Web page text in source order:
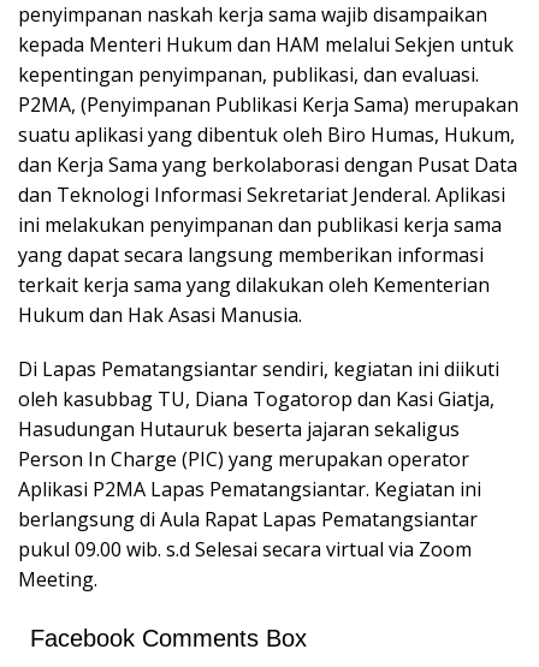
penyimpanan naskah kerja sama wajib disampaikan
kepada Menteri Hukum dan HAM melalui Sekjen untuk
kepentingan penyimpanan, publikasi, dan evaluasi.
P2MA, (Penyimpanan Publikasi Kerja Sama) merupakan
suatu aplikasi yang dibentuk oleh Biro Humas, Hukum,
dan Kerja Sama yang berkolaborasi dengan Pusat Data
dan Teknologi Informasi Sekretariat Jenderal. Aplikasi
ini melakukan penyimpanan dan publikasi kerja sama
yang dapat secara langsung memberikan informasi
terkait kerja sama yang dilakukan oleh Kementerian
Hukum dan Hak Asasi Manusia.
Di Lapas Pematangsiantar sendiri, kegiatan ini diikuti
oleh kasubbag TU, Diana Togatorop dan Kasi Giatja,
Hasudungan Hutauruk beserta jajaran sekaligus
Person In Charge (PIC) yang merupakan operator
Aplikasi P2MA Lapas Pematangsiantar. Kegiatan ini
berlangsung di Aula Rapat Lapas Pematangsiantar
pukul 09.00 wib. s.d Selesai secara virtual via Zoom
Meeting.
Facebook Comments Box